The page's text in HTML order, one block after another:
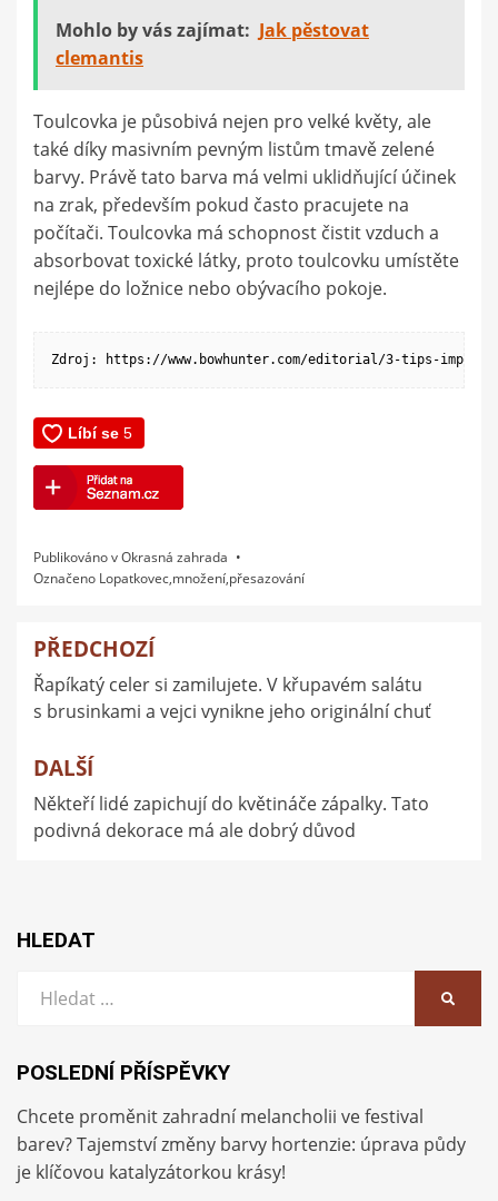
Mohlo by vás zajímat: Jak pěstovat
clemantis
Toulcovka je působivá nejen pro velké květy, ale
také díky masivním pevným listům tmavě zelené
barvy. Právě tato barva má velmi uklidňující účinek
na zrak, především pokud často pracujete na
počítači. Toulcovka má schopnost čistit vzduch a
absorbovat toxické látky, proto toulcovku umístěte
nejlépe do ložnice nebo obývacího pokoje.
Zdroj: https://www.bowhunter.com/editorial/3-tips-improve-
Publikováno vOkrasná zahrada
Označeno Lopatkovec,množení,přesazování
Navigace
pro
příspěvek
PŘEDCHOZÍ
Řapíkatý celer si zamilujete. V křupavém salátu
s brusinkami a vejci vynikne jeho originální chuť
DALŠÍ
Někteří lidé zapichují do květináče zápalky. Tato
podivná dekorace má ale dobrý důvod
HLEDAT
POSLEDNÍ PŘÍSPĚVKY
Chcete proměnit zahradní melancholii ve festival
barev? Tajemství změny barvy hortenzie: úprava půdy
je klíčovou katalyzátorkou krásy!